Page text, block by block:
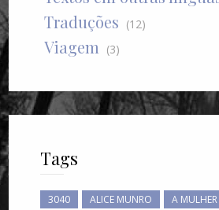
Traduções (12)
Viagem (3)
Tags
3040 ALICE MUNRO
A MULHER